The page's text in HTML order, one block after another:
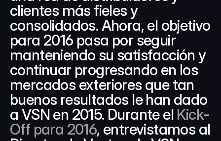
clientes más fieles y
consolidados. Ahora, el objetivo
para 2016 pasa por seguir
manteniendo su satisfacción y
continuar progresando en los
mercados exteriores que tan
buenos resultados le han dado
a VSN en 2015. Durante el Kick-
Off para 2016, entrevistamos al